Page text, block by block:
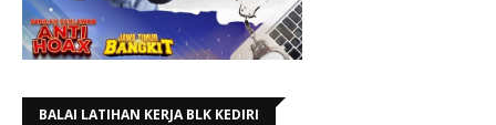
BALAI LATIHAN KERJA BLK KEDIRI